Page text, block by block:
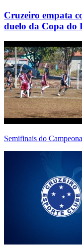
Cruzeiro empata
duelo da Copa do
Semifinais do